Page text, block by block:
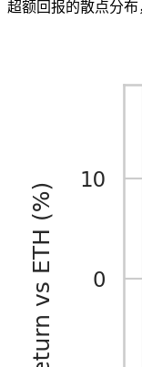
超额回报的散点分布